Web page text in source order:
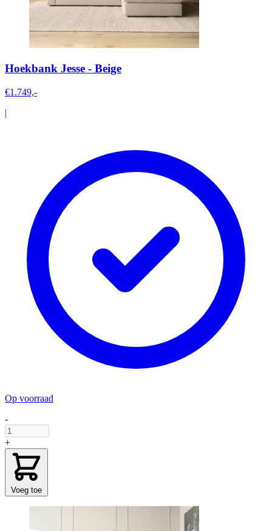
Hoekbank Jesse - Beige
€1.749,-
|
Op voorraad
-
+
Voeg toe